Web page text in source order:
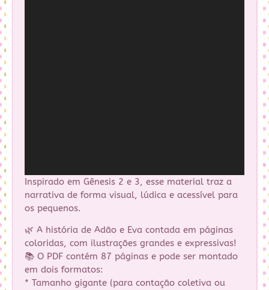
Inspirado em Gênesis 2 e 3, esse material traz a
narrativa de forma visual, lúdica e acessível para
os pequenos.
🌿 A história de Adão e Eva contada em páginas
coloridas, com ilustrações grandes e expressivas!
📚 O PDF contém 87 páginas e pode ser montado
em dois formatos:
* Tamanho gigante (para contação coletiva ou